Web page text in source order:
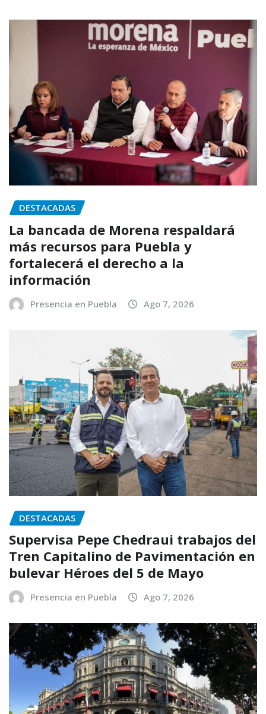
DESTACADAS
La bancada de Morena respaldará
más recursos para Puebla y
fortalecerá el derecho a la
información
Presencia en Puebla Ago 7, 2026
DESTACADAS
Supervisa Pepe Chedraui trabajos del
Tren Capitalino de Pavimentación en
bulevar Héroes del 5 de Mayo
Presencia en Puebla Ago 7, 2026